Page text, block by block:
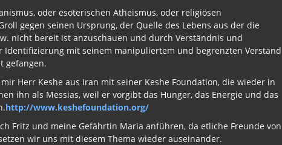
oder esoterischen Atheismus, oder religiösen
gegen seinen Ursprung, der Quelle des Lebens aus der die
nicht bereit ist anzuschauen und durch Verständnis und
Identifizierung mit seinem manipuliertem und begrenzten Verstand
gefangen.
Herr Keshe aus Iran mit seiner Keshe Foundation, die wieder in
ihn als Messias, weil er vorgibt das Hunger, das Energie und das
http://www.keshefoundation.org/
Fritz und meine Gefährtin Maria anführen, da etliche Freunde von
wir uns mit diesem Thema wieder auseinander.